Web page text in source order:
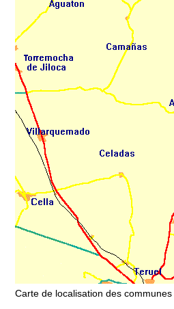
Carte de localisation des